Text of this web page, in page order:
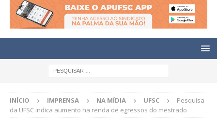
INÍCIO IMPRENSA NA MÍDIA UFSC
Pesquisa
da UFSC indica aumento na renda de egressos do mestrado